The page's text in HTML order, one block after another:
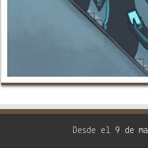
Desde el 9 de